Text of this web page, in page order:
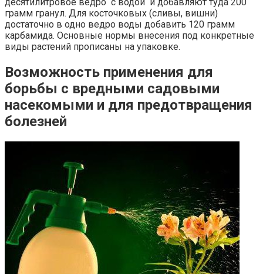
грамм гранул. Для косточковых (сливы, вишни)
достаточно в одно ведро воды добавить 120 грамм
карбамида. Основные нормы внесения под конкретные
виды растений прописаны на упаковке.
Возможность применения для
борьбы с вредными садовыми
насекомыми и для предотвращения
болезней